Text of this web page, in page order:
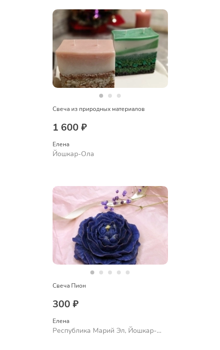
Свеча из природных материалов
1 600 ₽
Елена
Йошкар-Ола
Свеча Пион
300 ₽
Елена
Республика Марий Эл, Йошкар-